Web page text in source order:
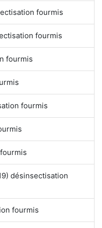
fourmis
fourmis
fourmis
fourmis
désinsectisation
fourmis